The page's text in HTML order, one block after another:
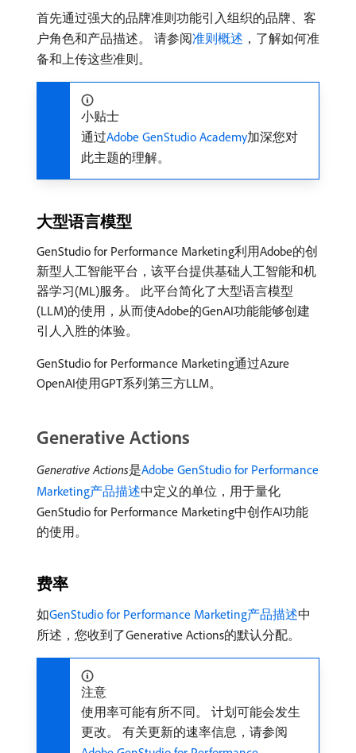
首先通过强大的品牌准则功能引入组织的品牌、客
户角色和产品描述。 请参阅准则概述 ，了解如何准
备和上传这些准则。
小贴士
通过Adobe GenStudio Academy加深您对
此主题的理解。
大型语言模型
GenStudio for Performance Marketing利用Adobe的创
新型人工智能平台，该平台提供基础人工智能和机
器学习(ML)服务。 此平台简化了大型语言模型
(LLM)的使用，从而使Adobe的GenAI功能能够创建
引人入胜的体验。
GenStudio for Performance Marketing通过Azure
OpenAI使用GPT系列第三方LLM。
Generative Actions
Generative Actions​是Adobe GenStudio for Performance
Marketing产品描述中定义的单位，用于量化
GenStudio for Performance Marketing中创作AI功能
的使用。
费率
如GenStudio for Performance Marketing产品描述中
所述，您收到了Generative Actions的默认分配。
注意
使用率可能有所不同。 计划可能会发生
更改。 有关更新的速率信息，请参阅